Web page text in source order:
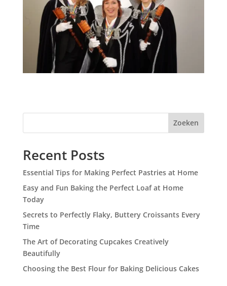
Zoeken
Recent Posts
Essential Tips for Making Perfect Pastries at Home
Easy and Fun Baking the Perfect Loaf at Home
Today
Secrets to Perfectly Flaky, Buttery Croissants Every
Time
The Art of Decorating Cupcakes Creatively
Beautifully
Choosing the Best Flour for Baking Delicious Cakes